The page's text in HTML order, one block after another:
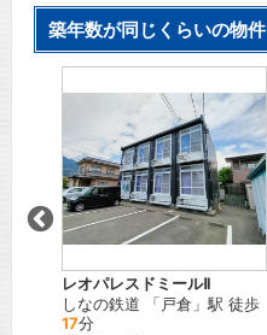
築年数が同じくらいの物件
レオパレスドミールⅡ
しなの鉄道 「戸倉 」駅 徒歩
17分